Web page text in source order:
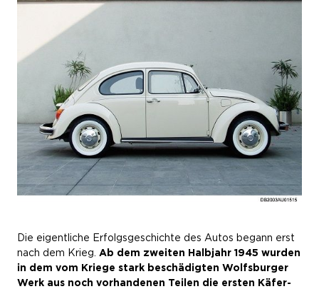
Die eigentliche Erfolgsgeschichte des Autos begann erst
nach dem Krieg. Ab dem zweiten Halbjahr 1945 wurden
in dem vom Kriege stark beschädigten Wolfsburger
Werk aus noch vorhandenen Teilen die ersten Käfer-